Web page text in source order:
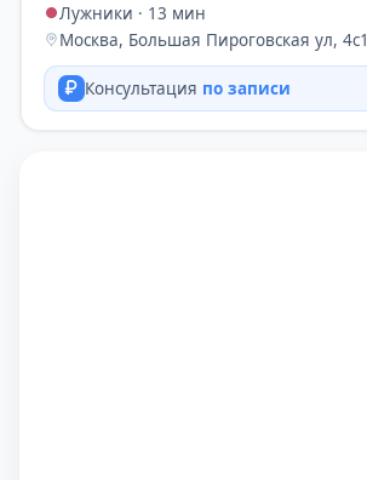
Лужники · 13 мин
Москва, Большая Пироговская ул, 4с1
Консультация по записи